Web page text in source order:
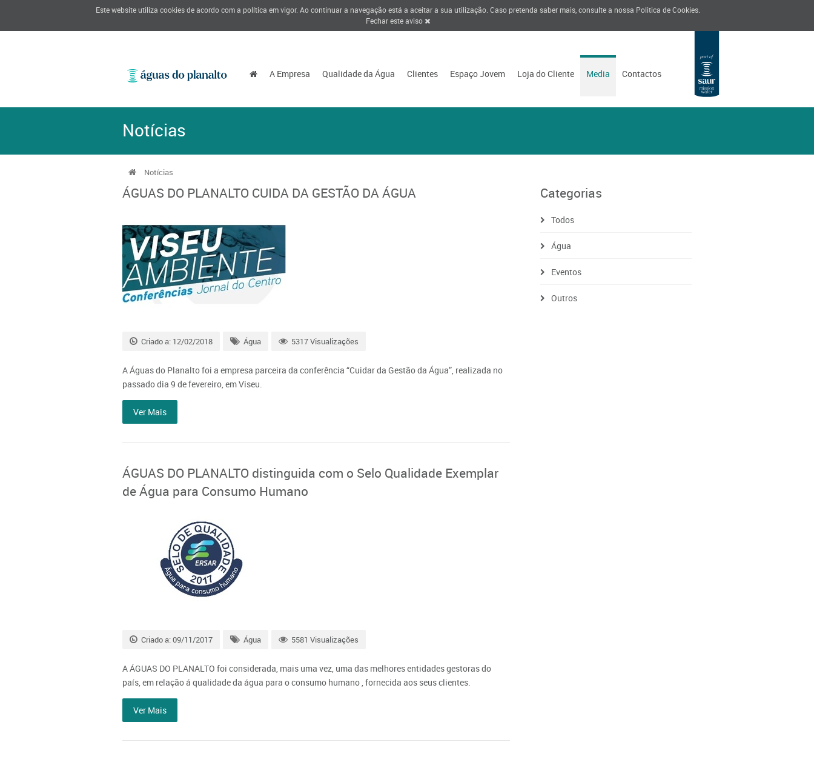
Este website utiliza cookies de acordo com a política em vigor. Ao continuar a navegação está a aceitar a sua utilização. Caso pretenda saber mais, consulte a nossa Politica de Cookies
Fechar este aviso
A Empresa Qualidade da Água Clientes Espaço Jovem Loja do Cliente Media Contactos
Notícias
Notícias
ÁGUAS DO PLANALTO CUIDA DA GESTÃO DA ÁGUA
Criado a: 12/02/2018 Água 5317 Visualizações
A Águas do Planalto foi a empresa parceira da conferência “Cuidar da Gestão da Água”, realizada no
passado dia 9 de fevereiro, em Viseu.
Ver Mais
ÁGUAS DO PLANALTO distinguida com o Selo Qualidade Exemplar
de Água para Consumo Humano
Criado a: 09/11/2017 Água 5581 Visualizações
A ÁGUAS DO PLANALTO foi considerada, mais uma vez, uma das melhores entidades gestoras do
país, em relação á qualidade da água para o consumo humano , fornecida aos seus clientes.
Ver Mais
Categorias
Todos
Água
Eventos
Outros